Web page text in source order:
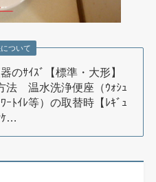
ついて
のｻｲｽﾞ【標準・大形】
法 温水洗浄便座（ｳｫｼｭ
ｰﾄｲﾚ等）の取替時【ﾚｷﾞｭ
…